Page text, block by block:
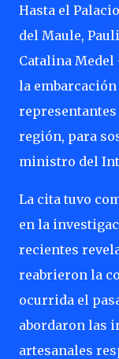
Hasta el
del Maule,
Catalina
la
representantes
región, para
ministro del
La cita tuvo
en la
recientes
reabrieron la
ocurrida el
abordaron las
artesanales